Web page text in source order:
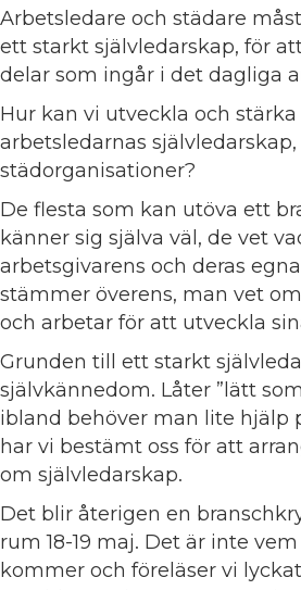
Arbetsledare och städare
ett starkt självledarskap, för
delar som ingår i det dagliga
Hur kan vi utveckla och
arbetsledarnas
städorganisationer?
De flesta som kan utöva ett
känner sig själva väl, de vet
arbetsgivarens och deras
stämmer överens, man vet
och arbetar för att utveckla
Grunden till ett starkt
självkännedom. Låter ”lätt
ibland behöver man lite hjälp
har vi bestämt oss för att
om självledarskap.
Det blir återigen en
rum 18-19 maj. Det är inte
kommer och föreläser vi